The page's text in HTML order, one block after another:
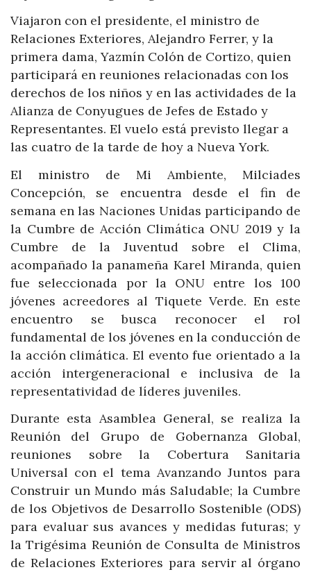
Viajaron con el presidente, el ministro de
Relaciones Exteriores, Alejandro Ferrer, y la
primera dama, Yazmín Colón de Cortizo, quien
participará en reuniones relacionadas con los
derechos de los niños y en las actividades de la
Alianza de Conyugues de Jefes de Estado y
Representantes. El vuelo está previsto llegar a
las cuatro de la tarde de hoy a Nueva York.
El ministro de Mi Ambiente, Milciades
Concepción, se encuentra desde el fin de
semana en las Naciones Unidas participando de
la Cumbre de Acción Climática ONU 2019 y la
Cumbre de la Juventud sobre el Clima,
acompañado la panameña Karel Miranda, quien
fue seleccionada por la ONU entre los 100
jóvenes acreedores al Tiquete Verde. En este
encuentro se busca reconocer el rol
fundamental de los jóvenes en la conducción de
la acción climática. El evento fue orientado a la
acción intergeneracional e inclusiva de la
representatividad de líderes juveniles.
Durante esta Asamblea General, se realiza la
Reunión del Grupo de Gobernanza Global,
reuniones sobre la Cobertura Sanitaria
Universal con el tema Avanzando Juntos para
Construir un Mundo más Saludable; la Cumbre
de los Objetivos de Desarrollo Sostenible (ODS)
para evaluar sus avances y medidas futuras; y
la Trigésima Reunión de Consulta de Ministros
de Relaciones Exteriores para servir al órgano